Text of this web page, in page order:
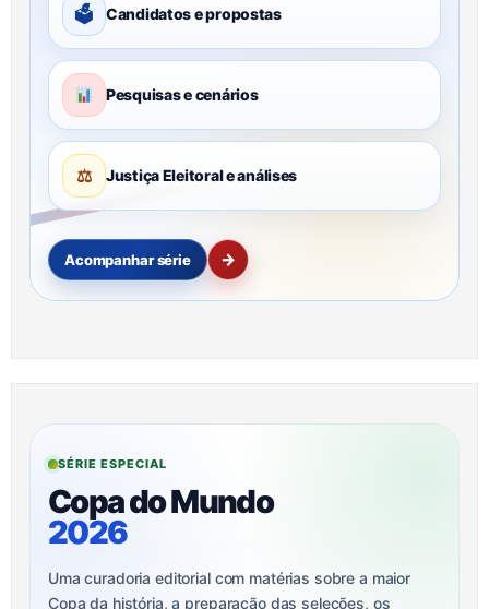
🗳 Candidatos e propostas
Pesquisas e cenários
⚖ Justiça Eleitoral e análises
Acompanhar série →
SÉRIE ESPECIAL
Copa do Mundo
2026
Uma curadoria editorial com matérias sobre a maior
Copa da história, a preparação das seleções, os